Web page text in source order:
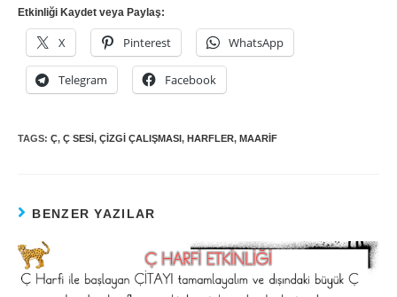
Etkinliği Kaydet veya Paylaş:
X Pinterest WhatsApp
Telegram Facebook
TAGS: Ç, Ç SESI, ÇIZGI ÇALIŞMASI, HARFLER, MAARIF
BENZER YAZILAR